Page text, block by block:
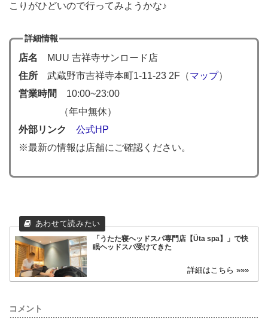
こりがひどいので行ってみようかな♪
詳細情報
店名
MUU 吉祥寺サンロード店
住所武蔵野市吉祥寺本町1-11-23 2F（マップ）
営業時間
10:00~23:00
（年中無休）
外部リンク
公式HP
※最新の情報は店舗にご確認ください。
「うたた寝ヘッドスパ専門店【Üta spa】」で快
眠ヘッドスパ受けてきた
コメント